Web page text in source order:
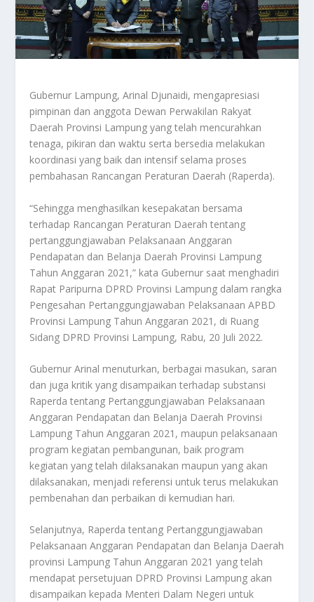
Gubernur Lampung, Arinal Djunaidi, mengapresiasi
pimpinan dan anggota Dewan Perwakilan Rakyat
Daerah Provinsi Lampung yang telah mencurahkan
tenaga, pikiran dan waktu serta bersedia melakukan
koordinasi yang baik dan intensif selama proses
pembahasan Rancangan Peraturan Daerah (Raperda).
“Sehingga menghasilkan kesepakatan bersama
terhadap Rancangan Peraturan Daerah tentang
pertanggungjawaban Pelaksanaan Anggaran
Pendapatan dan Belanja Daerah Provinsi Lampung
Tahun Anggaran 2021,” kata Gubernur saat menghadiri
Rapat Paripurna DPRD Provinsi Lampung dalam rangka
Pengesahan Pertanggungjawaban Pelaksanaan APBD
Provinsi Lampung Tahun Anggaran 2021, di Ruang
Sidang DPRD Provinsi Lampung, Rabu, 20 Juli 2022.
Gubernur Arinal menuturkan, berbagai masukan, saran
dan juga kritik yang disampaikan terhadap substansi
Raperda tentang Pertanggungjawaban Pelaksanaan
Anggaran Pendapatan dan Belanja Daerah Provinsi
Lampung Tahun Anggaran 2021, maupun pelaksanaan
program kegiatan pembangunan, baik program
kegiatan yang telah dilaksanakan maupun yang akan
dilaksanakan, menjadi referensi untuk terus melakukan
pembenahan dan perbaikan di kemudian hari.
Selanjutnya, Raperda tentang Pertanggungjawaban
Pelaksanaan Anggaran Pendapatan dan Belanja Daerah
provinsi Lampung Tahun Anggaran 2021 yang telah
mendapat persetujuan DPRD Provinsi Lampung akan
disampaikan kepada Menteri Dalam Negeri untuk